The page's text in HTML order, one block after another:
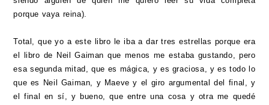
porque vaya reina).
Total, que yo a este libro le iba a dar tres estrellas porque era
el libro de Neil Gaiman que menos me estaba gustando, pero
esa segunda mitad, que es mágica, y es graciosa, y es todo lo
que es Neil Gaiman, y Maeve y el giro argumental del final, y
el final en sí, y bueno, que entre una cosa y otra me quedé